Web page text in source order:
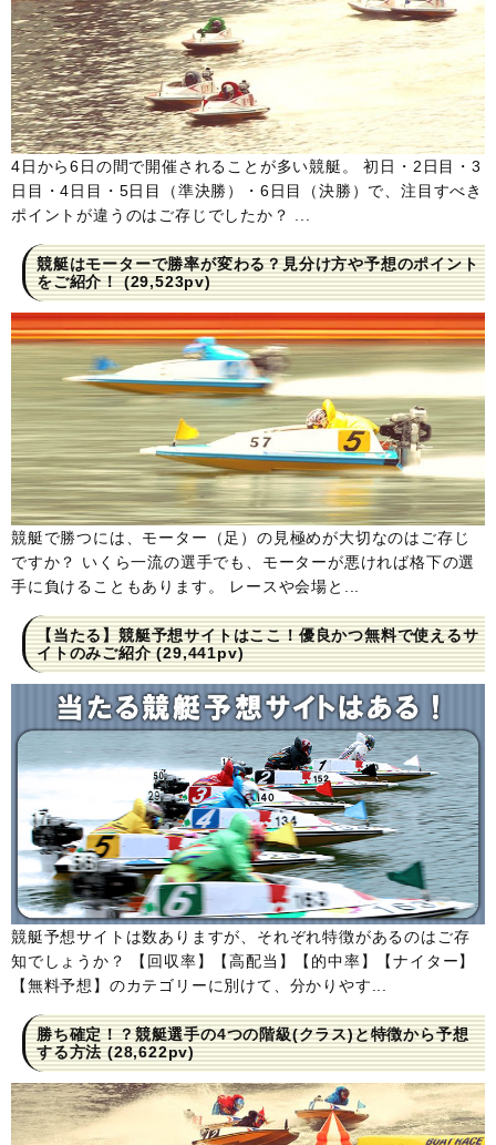
4日から6日の間で開催されることが多い競艇。 初日・2日目・3
日目・4日目・5日目（準決勝）・6日目（決勝）で、注目すべき
ポイントが違うのはご存じでしたか？ ...
競艇はモーターで勝率が変わる？見分け方や予想のポイント
をご紹介！(29,523pv)
競艇で勝つには、モーター（足）の見極めが大切なのはご存じ
ですか？ いくら一流の選手でも、モーターが悪ければ格下の選
手に負けることもあります。 レースや会場と...
【当たる】競艇予想サイトはここ！優良かつ無料で使えるサ
イトのみご紹介(29,441pv)
競艇予想サイトは数ありますが、それぞれ特徴があるのはご存
知でしょうか？ 【回収率】【高配当】【的中率】【ナイター】
【無料予想】のカテゴリーに別けて、分かりやす...
勝ち確定！？競艇選手の4つの階級(クラス)と特徴から予想
する方法(28,622pv)